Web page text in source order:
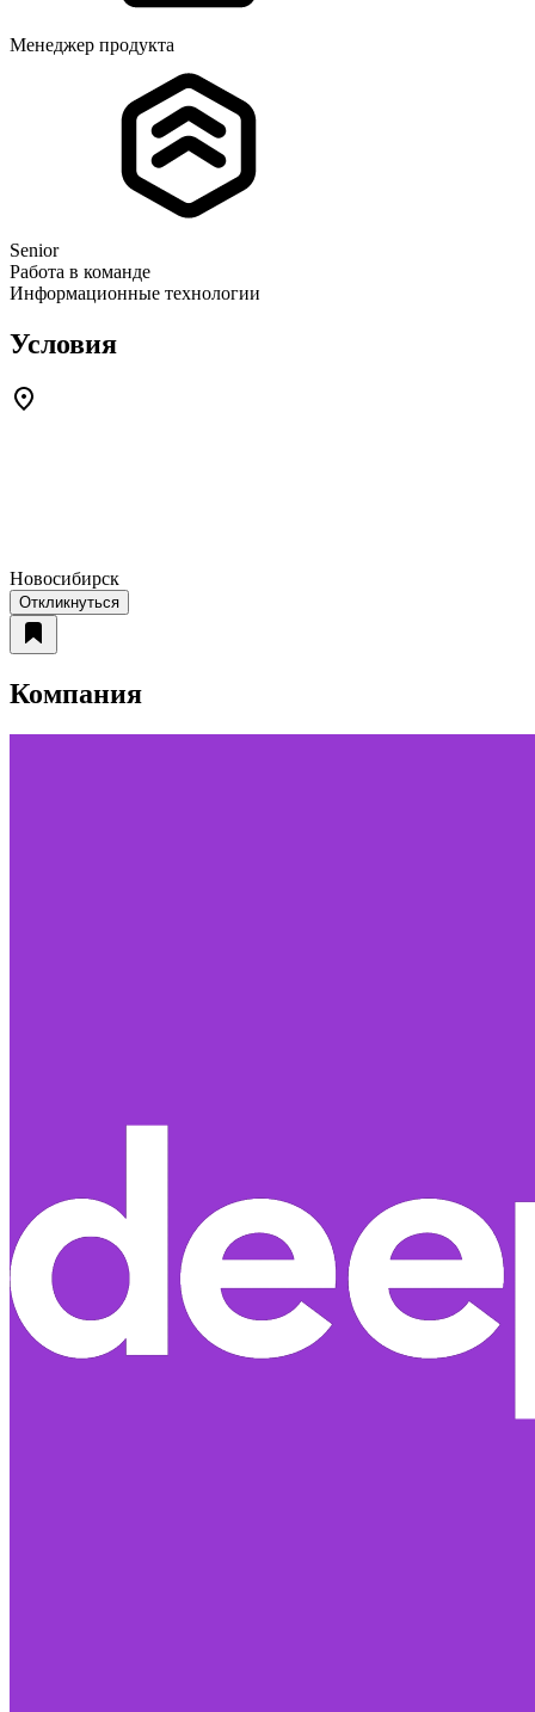
Менеджер продукта
Senior
Работа в команде
Информационные технологии
Условия
Новосибирск
Откликнуться
Компания